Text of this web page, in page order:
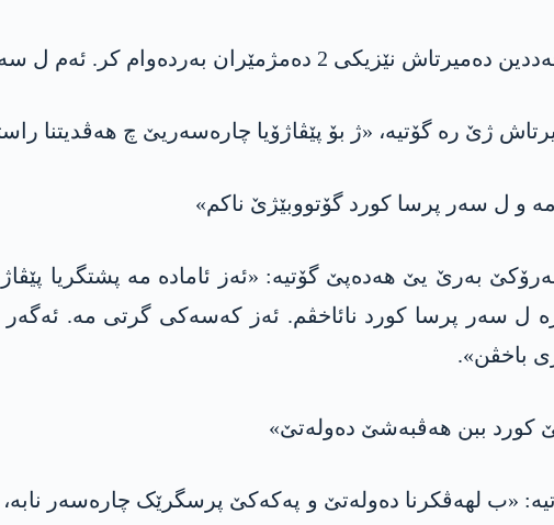
کر. ئەم ل سەر رۆژەڤا سیاسەتێ و پێڤاژۆیا چارەسەریێ ئاخڤین».
ژێ رە گۆتیە، «ژ بۆ پێڤاژۆیا چارەسەریێ چ هەڤدیتنا
و ل سەر پرسا کورد گۆتووبێژێ ناکم»
بەرێ یێ هه‌ده‌پێ گۆتیە: «ئەز ئامادە مە پشتگریا
ل سەر پرسا کورد نائاخڤم. ئەز کەسەکی گرتی مە.
باخڤن».
کورد ببن هەڤبەشێ دەولەتێ»
«ب لهەڤکرنا دەولەتێ و په‌كه‌كێ پرسگرێک چارەسەر